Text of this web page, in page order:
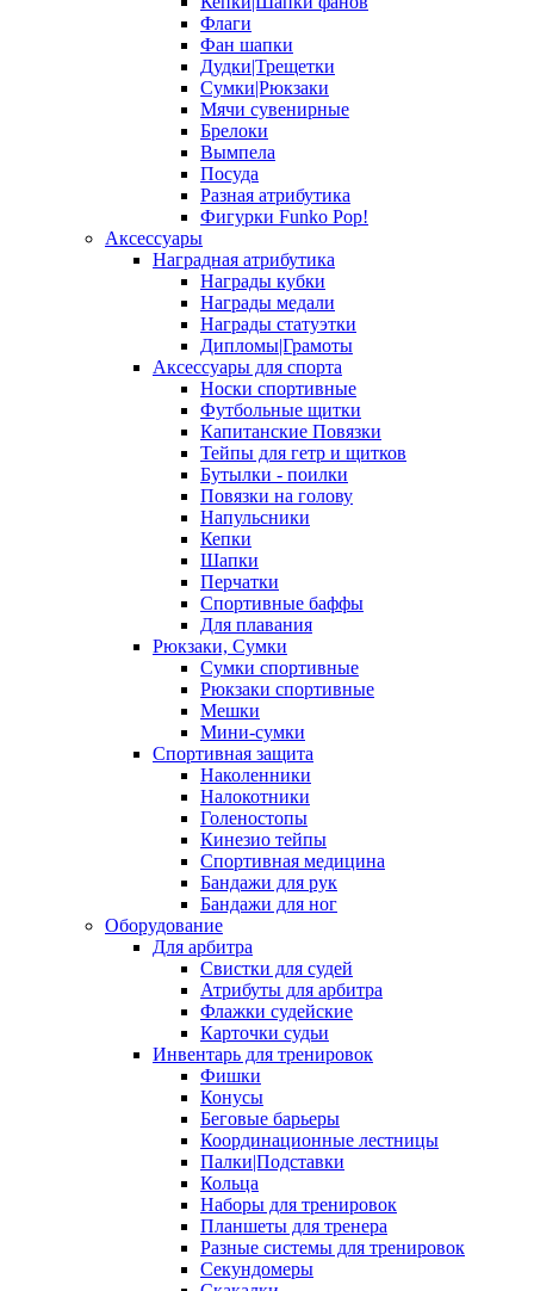
Флаги
Фан шапки
Дудки|Трещетки
Сумки|Рюкзаки
Мячи сувенирные
Брелоки
Вымпела
Посуда
Разная атрибутика
Фигурки Funko Pop!
Аксессуары
Наградная атрибутика
Награды кубки
Награды медали
Награды статуэтки
Дипломы|Грамоты
Аксессуары для спорта
Носки спортивные
Футбольные щитки
Капитанские Повязки
Тейпы для гетр и щитков
Бутылки - поилки
Повязки на голову
Напульсники
Кепки
Шапки
Перчатки
Спортивные баффы
Для плавания
Рюкзаки, Сумки
Сумки спортивные
Рюкзаки спортивные
Мешки
Мини-сумки
Спортивная защита
Наколенники
Налокотники
Голеностопы
Кинезио тейпы
Спортивная медицина
Бандажи для рук
Бандажи для ног
Оборудование
Для арбитра
Свистки для судей
Атрибуты для арбитра
Флажки судейские
Карточки судьи
Инвентарь для тренировок
Фишки
Конусы
Беговые барьеры
Координационные лестницы
Палки|Подставки
Кольца
Наборы для тренировок
Планшеты для тренера
Разные системы для тренировок
Секундомеры